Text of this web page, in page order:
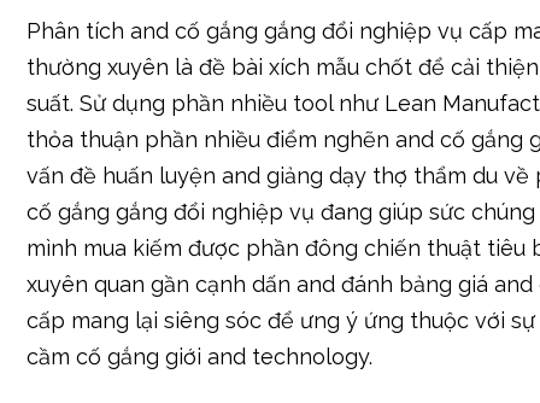
Phân tích and cố gắng gắng đổi nghiệp vụ cấp
thường xuyên là đề bài xích mẫu chốt để cải
suất. Sử dụng phần nhiều tool như Lean
thỏa thuận phần nhiều điểm nghẽn and cố gắng
vấn đề huấn luyện and giảng dạy thợ thẩm du
cố gắng gắng đổi nghiệp vụ đang giúp sức
mình mua kiếm được phần đông chiến thuật tiêu
xuyên quan gần cạnh dấn and đánh bảng giá
cấp mang lại siêng sóc để ưng ý ứng thuộc với
cầm cố gắng giới and technology.